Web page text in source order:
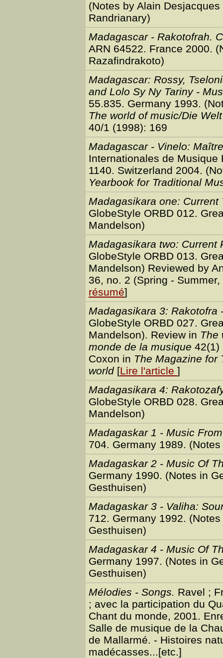
(Notes by Alain
Randrianary)
Madagascar - Rakotofrah.
ARN 64522. France 2000.
Razafindrakoto)
Madagascar: Rossy,
and Lolo Sy Ny Tariny -
55.835. Germany 1993.
The world of music/Die
40/1 (1998): 169
Madagascar - Vinelo:
Internationales de Musique
1140. Switzerland 2004.
Yearbook for Traditional
Madagasikara one:
GlobeStyle ORBD 012.
Mandelson)
Madagasikara two: Current
GlobeStyle ORBD 013.
Mandelson) Reviewed by
36, no. 2 (Spring -
résumé]
Madagasikara 3: Rakotofra
GlobeStyle ORBD 027.
Mandelson). Review in The
monde de la musique 42(1)
Coxon in The Magazine for
world [Lire l'article ]
Madagasikara 4:
GlobeStyle ORBD 028.
Mandelson)
Madagaskar 1 - Music
704. Germany 1989.
Madagaskar 2 - Music Of
Germany 1990. (Notes in
Gesthuisen)
Madagaskar 3 - Valiha:
712. Germany 1992.
Gesthuisen)
Madagaskar 4 - Music Of
Germany 1997. (Notes in
Gesthuisen)
Mélodies - Songs. Ravel ;
; avec la participation du
Chant du monde, 2001.
Salle de musique de la
de Mallarmé. - Histoires
madécasses...[etc.]